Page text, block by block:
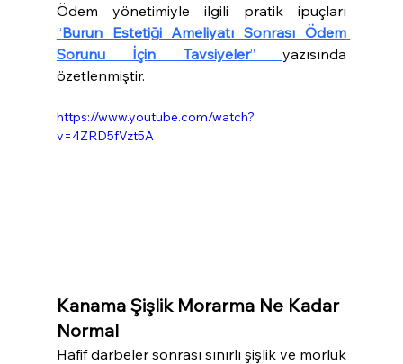
“Burun Estetiği Ameliyatı Sonrası Ödem
Sorunu İçin Tavsiyeler” yazısında
özetlenmiştir.
https://www.youtube.com/watch?
v=4ZRD5fVzt5A
Kanama Şişlik Morarma Ne Kadar
Normal
Hafif darbeler sonrası sınırlı şişlik ve morluk